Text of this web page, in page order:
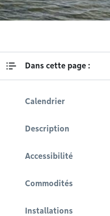
Dans cette page :
Calendrier
Description
Accessibilité
Commodités
Installations